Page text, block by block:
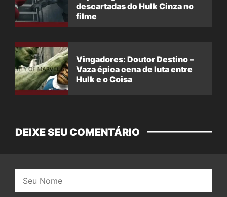
descartadas do Hulk Cinza no
filme
Vingadores: Doutor Destino –
Vaza épica cena de luta entre
Hulk e o Coisa
DEIXE SEU COMENTÁRIO